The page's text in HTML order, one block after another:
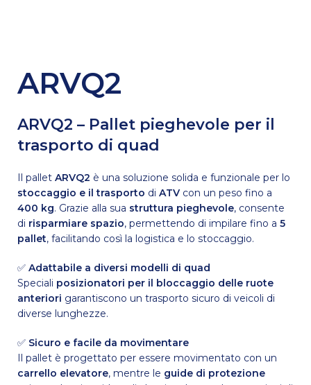
ARVQ2
ARVQ2 – Pallet pieghevole per il
trasporto di quad
Il palletARVQ2 è una soluzione solida e funzionale per lo
stoccaggio e il trasporto diATV con un peso fino a
400 kg. Grazie alla sua struttura pieghevole, consente
di risparmiare spazio, permettendo di impilare fino a5
pallet, facilitando così la logistica e lo stoccaggio.
✅Adattabile a diversi modelli di quad
Speciali posizionatori per il bloccaggio delle ruote
anteriori garantiscono un trasporto sicuro di veicoli di
diverse lunghezze.
✅ Sicuro e facile da movimentare
Il pallet è progettato per essere movimentato con un
carrello elevatore, mentre le guide di protezione